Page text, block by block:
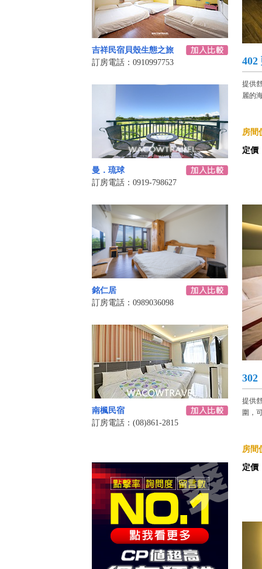
吉祥民宿貝殼生態之旅
訂房電話：0910997753
曼．琉球
訂房電話：0919-798627
銘仁居
訂房電話：0989036098
南楓民宿
訂房電話：(08)861-2815
402
提供
麗的
房間
定價
302
提供
圍，
房間
定價